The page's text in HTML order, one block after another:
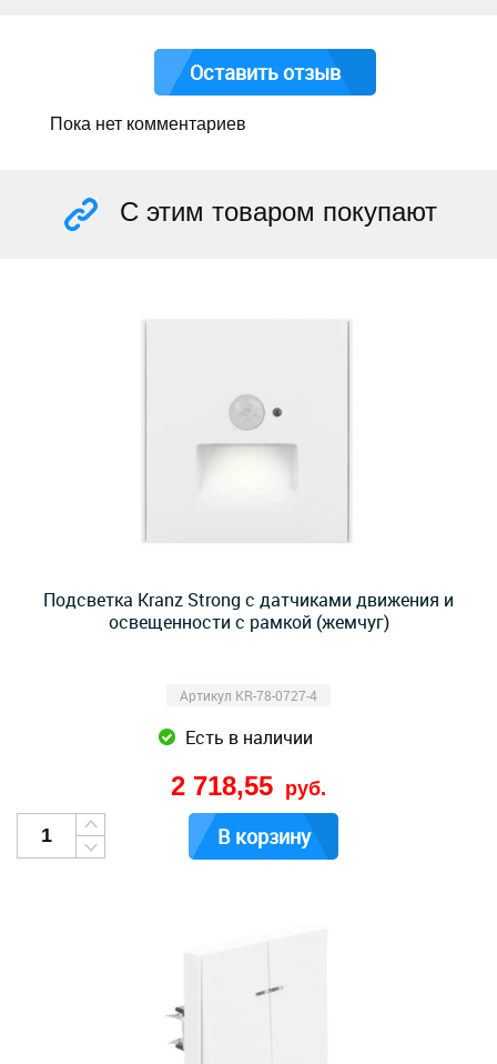
Оставить отзыв
Пока нет комментариев
С этим товаром покупают
Подсветка Kranz Strong с датчиками движения и
освещенности с рамкой (жемчуг)
Артикул KR-78-0727-4
Есть в наличии
2 718,55 руб.
В корзину